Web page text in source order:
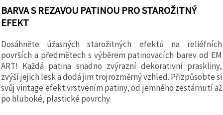
podobné
technologie,
abychom
správné
fungování
webu,
zlepšili vaše
prostředí
při jeho
používání a
s vaším
souhlasem
BARVA S REZAVOU PATINOU PRO STAROŽITNÝ
EFEKT
Dosáhněte úžasných starožitných efektů na reliéfních
površích a předmětech s výběrem patinovacích barev od EM
ART! Každá patina snadno zvýrazní dekorativní praskliny,
zvýší jejich lesk a dodá jim trojrozměrný vzhled. Přizpůsobte si
svůj vintage efekt vrstvením patiny, od jemného zestárnutí až
po hluboké, plastické povrchy.